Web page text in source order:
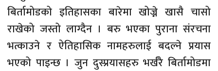
बिर्तामोडको इतिहासका बारेमा खोज्ने खासै चासो
राखेको जस्तो लाग्दैन । बरु भएका पुराना संरचना
भत्काउने र ऐतिहासिक नामहरुलाई बदल्ने प्रयास
भएको पाइन्छ । जुन दुस्प्रयासहरु भर्खरै बिर्तामोडमा